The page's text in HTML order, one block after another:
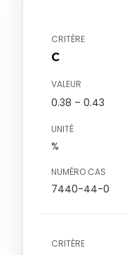
CRITÈRE
C
VALEUR
0.38 – 0.43
UNITÉ
%
NUMÉRO CAS
7440-44-0
CRITÈRE